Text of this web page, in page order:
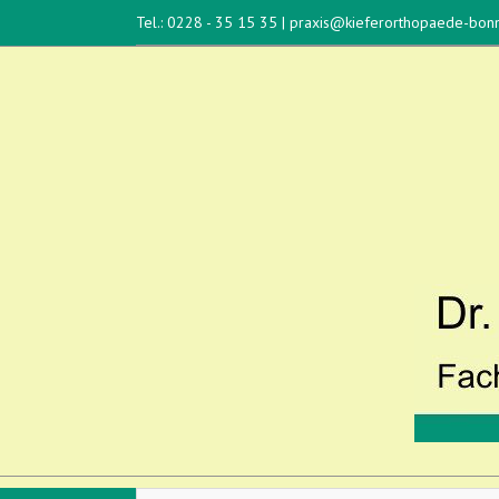
Tel.: 0228 - 35 15 35 | praxis@kieferorthopaede-